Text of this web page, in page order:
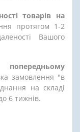
товарів на
протягом 1-2
Вашого
замовлення "в
на складі
6 тижнів.